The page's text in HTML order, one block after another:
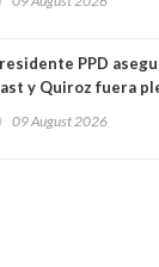
PPD
y Quiroz fuera
a favor de la
09 August 2026